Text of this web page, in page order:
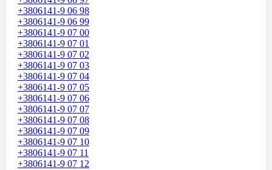
+3806141-9 06 98
+3806141-9 06 99
+3806141-9 07 00
+3806141-9 07 01
+3806141-9 07 02
+3806141-9 07 03
+3806141-9 07 04
+3806141-9 07 05
+3806141-9 07 06
+3806141-9 07 07
+3806141-9 07 08
+3806141-9 07 09
+3806141-9 07 10
+3806141-9 07 11
+3806141-9 07 12